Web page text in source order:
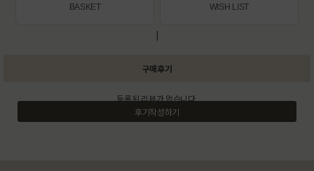
BASKET WISH LIST
|
구매후기
등록된 리뷰가 없습니다.
후기작성하기